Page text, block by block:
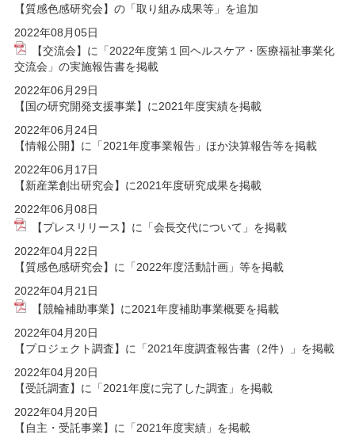
【質感色感研究会】の「取り組み成果等」を追加
2022年08月05日
【交流会】に「2022年度第１回ヘルスケア・医療福祉事業化
交流会」の実施報告書を掲載
2022年06月29日
【国の研究開発支援事業】に2021年度実績を掲載
2022年06月24日
【情報公開】に「2021年度事業報告」ほか決算報告等を掲載
2022年06月17日
【新産業創出研究会】に2021年度研究成果を掲載
2022年06月08日
【プレスリリース】に「会長交代について」を掲載
2022年04月22日
【質感色感研究会】に「2022年度活動計画」等を掲載
2022年04月21日
【競輪補助事業】に2021年度補助事業概要を掲載
2022年04月20日
【プロジェクト調査】に「2021年度調査報告書（2件）」を掲載
2022年04月20日
【受託調査】に「2021年度に完了した調査」を掲載
2022年04月20日
【自主・受託事業】に「2021年度実績」を掲載